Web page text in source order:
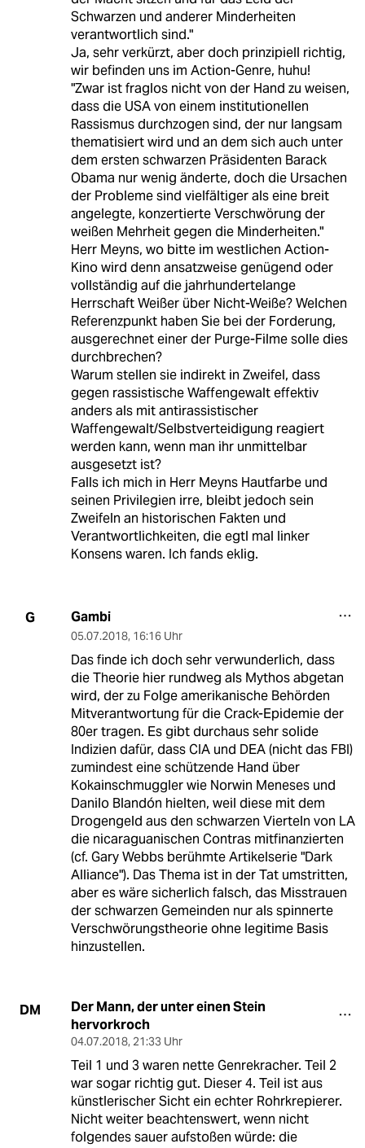
Schwarzen und anderer Minderheiten
verantwortlich sind."
Ja, sehr verkürzt, aber doch prinzipiell richtig,
wir befinden uns im Action-Genre, huhu!
"Zwar ist fraglos nicht von der Hand zu weisen,
dass die USA von einem institutionellen
Rassismus durchzogen sind, der nur langsam
thematisiert wird und an dem sich auch unter
dem ersten schwarzen Präsidenten Barack
Obama nur wenig änderte, doch die Ursachen
der Probleme sind vielfältiger als eine breit
angelegte, konzertierte Verschwörung der
weißen Mehrheit gegen die Minderheiten."
Herr Meyns, wo bitte im westlichen Action-
Kino wird denn ansatzweise genügend oder
vollständig auf die jahrhundertelange
Herrschaft Weißer über Nicht-Weiße? Welchen
Referenzpunkt haben Sie bei der Forderung,
ausgerechnet einer der Purge-Filme solle dies
durchbrechen?
Warum stellen sie indirekt in Zweifel, dass
gegen rassistische Waffengewalt effektiv
anders als mit antirassistischer
Waffengewalt/Selbstverteidigung reagiert
werden kann, wenn man ihr unmittelbar
ausgesetzt ist?
Falls ich mich in Herr Meyns Hautfarbe und
seinen Privilegien irre, bleibt jedoch sein
Zweifeln an historischen Fakten und
Verantwortlichkeiten, die egtl mal linker
Konsens waren. Ich fands eklig.
G Gambi
05.07.2018, 16:16 Uhr
Das finde ich doch sehr verwunderlich, dass
die Theorie hier rundweg als Mythos abgetan
wird, der zu Folge amerikanische Behörden
Mitverantwortung für die Crack-Epidemie der
80er tragen. Es gibt durchaus sehr solide
Indizien dafür, dass CIA und DEA (nicht das FBI)
zumindest eine schützende Hand über
Kokainschmuggler wie Norwin Meneses und
Danilo Blandón hielten, weil diese mit dem
Drogengeld aus den schwarzen Vierteln von LA
die nicaraguanischen Contras mitfinanzierten
(cf. Gary Webbs berühmte Artikelserie "Dark
Alliance"). Das Thema ist in der Tat umstritten,
aber es wäre sicherlich falsch, das Misstrauen
der schwarzen Gemeinden nur als spinnerte
Verschwörungstheorie ohne legitime Basis
hinzustellen.
DM
Der Mann, der unter einen Stein
hervorkroch
04.07.2018, 21:33 Uhr
Teil 1 und 3 waren nette Genrekracher. Teil 2
war sogar richtig gut. Dieser 4. Teil ist aus
künstlerischer Sicht ein echter Rohrkrepierer.
Nicht weiter beachtenswert, wenn nicht
folgendes sauer aufstoßen würde: die